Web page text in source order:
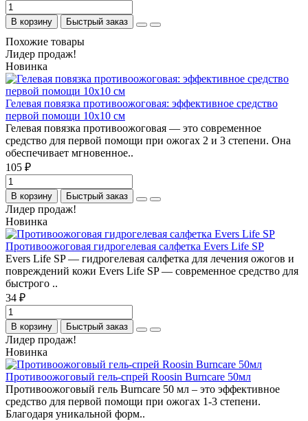
В корзину Быстрый заказ
Похожие товары
Лидер продаж!
Новинка
Гелевая повязка противоожоговая: эффективное средство
первой помощи 10х10 см
Гелевая повязка противоожоговая — это современное
средство для первой помощи при ожогах 2 и 3 степени. Она
обеспечивает мгновенное..
105 ₽
В корзину Быстрый заказ
Лидер продаж!
Новинка
Противоожоговая гидрогелевая салфетка Evers Life SP
Evers Life SP — гидрогелевая салфетка для лечения ожогов и
повреждений кожи Evers Life SP — современное средство для
быстрого ..
34 ₽
В корзину Быстрый заказ
Лидер продаж!
Новинка
Противоожоговый гель-спрей Roosin Burncare 50мл
Противоожоговый гель Burncare 50 мл – это эффективное
средство для первой помощи при ожогах 1-3 степени.
Благодаря уникальной форм..